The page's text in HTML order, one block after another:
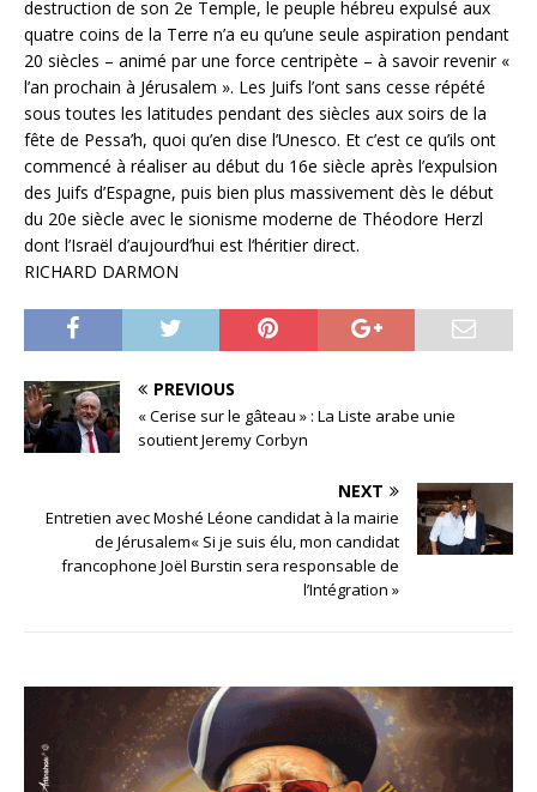
destruction de son 2e Temple, le peuple hébreu expulsé aux
quatre coins de la Terre n’a eu qu’une seule aspiration pendant
20 siècles – animé par une force centripète – à savoir revenir «
l’an prochain à Jérusalem ». Les Juifs l’ont sans cesse répété
sous toutes les latitudes pendant des siècles aux soirs de la
fête de Pessa’h, quoi qu’en dise l’Unesco. Et c’est ce qu’ils ont
commencé à réaliser au début du 16e siècle après l’expulsion
des Juifs d’Espagne, puis bien plus massivement dès le début
du 20e siècle avec le sionisme moderne de Théodore Herzl
dont l’Israël d’aujourd’hui est l‘héritier direct.
RICHARD DARMON
PREVIOUS
« Cerise sur le gâteau » : La Liste arabe unie
soutient Jeremy Corbyn
NEXT
Entretien avec Moshé Léone candidat à la mairie
de Jérusalem« Si je suis élu, mon candidat
francophone Joël Burstin sera responsable de
l’Intégration »